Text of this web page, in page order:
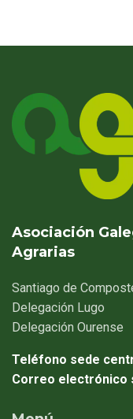
Asociación
Agrarias
Santiago de
Delegación Lugo
Delegación Ourense
Teléfono sede
Correo electrónico